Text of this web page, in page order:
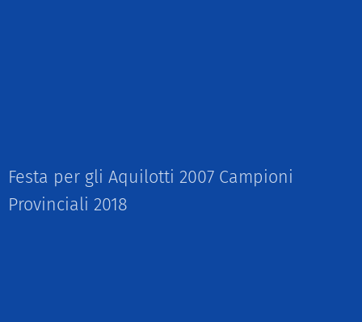
Festa per gli Aquilotti 2007 Campioni
Provinciali 2018